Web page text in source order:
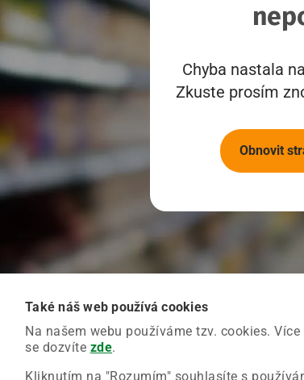
Také náš web používá cookies
Na našem webu používáme tzv. cookies.
se dozvíte zde.
Kliknutím na "Rozumím" souhlasíte s
Chyba nastala
Zkuste prosím
Obnovit